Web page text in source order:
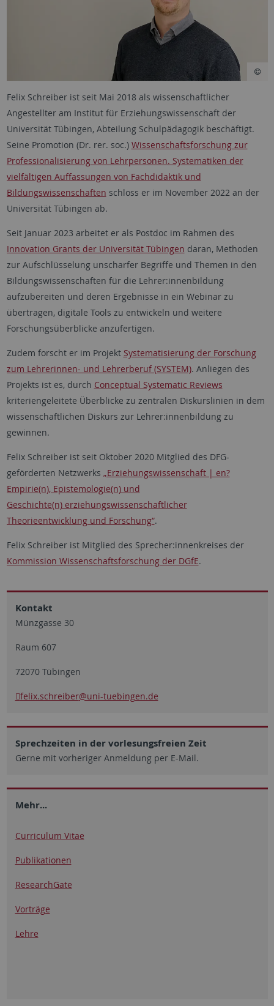
Felix Schreiber ist seit Mai 2018 als wissenschaftlicher
Angestellter am Institut für Erziehungswissenschaft der
Universität Tübingen, Abteilung Schulpädagogik beschäftigt.
Seine Promotion (Dr. rer. soc.) Wissenschaftsforschung zur
Professionalisierung von Lehrpersonen. Systematiken der
vielfältigen Auffassungen von Fachdidaktik und
Bildungswissenschaften schloss er im November 2022 an der
Universität Tübingen ab.
Seit Januar 2023 arbeitet er als Postdoc im Rahmen des
Innovation Grants der Universität Tübingen daran, Methoden
zur Aufschlüsselung unscharfer Begriffe und Themen in den
Bildungswissenschaften für die Lehrer:innenbildung
aufzubereiten und deren Ergebnisse in ein Webinar zu
übertragen, digitale Tools zu entwickeln und weitere
Forschungsüberblicke anzufertigen.
Zudem forscht er im Projekt Systematisierung der Forschung
zum Lehrerinnen- und Lehrerberuf (SYSTEM). Anliegen des
Projekts ist es, durch Conceptual Systematic Reviews
kriteriengeleitete Überblicke zu zentralen Diskurslinien in dem
wissenschaftlichen Diskurs zur Lehrer:innenbildung zu
gewinnen.
Felix Schreiber ist seit Oktober 2020 Mitglied des DFG-
geförderten Netzwerks „Erziehungswissenschaft | en?
Empirie(n), Epistemologie(n) und
Geschichte(n) erziehungswissenschaftlicher
Theorieentwicklung und Forschung“.
Felix Schreiber ist Mitglied des Sprecher:innenkreises der
Kommission Wissenschaftsforschung der DGfE.
Kontakt
Münzgasse 30
Raum 607
72070 Tübingen
felix.schreiber@uni-tuebingen.de
Sprechzeiten in der vorlesungsfreien Zeit
Gerne mit vorheriger Anmeldung per E-Mail.
Mehr...
Curriculum Vitae
Publikationen
ResearchGate
Vorträge
Lehre